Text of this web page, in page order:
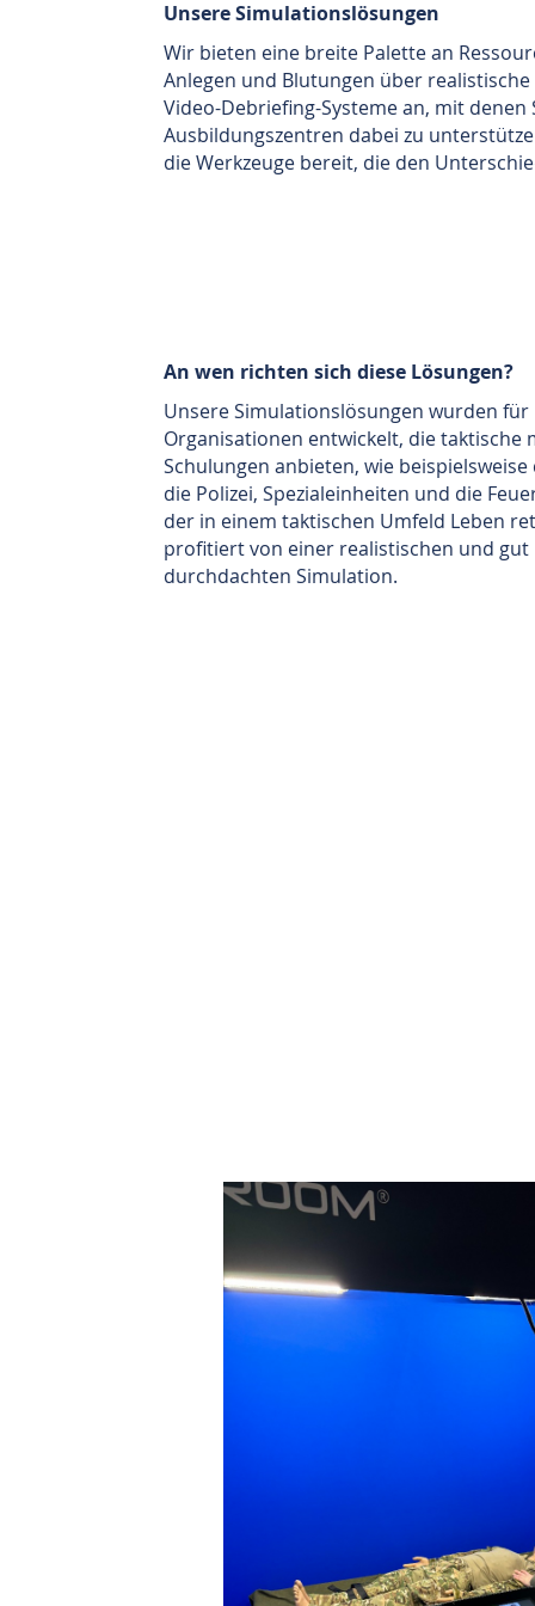
Unsere Simulationslösungen
Wir bieten eine breite Palette an
Anlegen und Blutungen über
Video-Debriefing-Systeme an, mit
Ausbildungszentren dabei zu
die Werkzeuge bereit, die den
An wen richten sich diese Lösungen?
Unsere Simulationslösungen wurden für
Organisationen entwickelt, die taktische
Schulungen anbieten, wie
die Polizei, Spezialeinheiten und die
der in einem taktischen Umfeld Leben
profitiert von einer realistischen und gut
durchdachten Simulation.